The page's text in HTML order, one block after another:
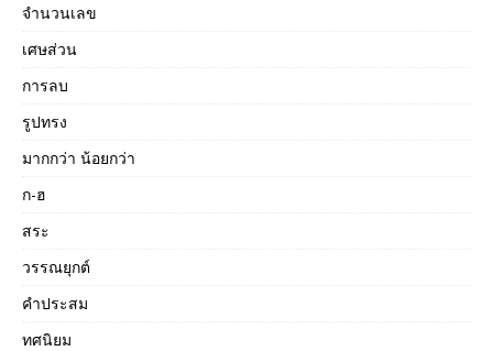
จำนวนเลข
เศษส่วน
การลบ
รูปทรง
มากกว่า น้อยกว่า
ก-ฮ
สระ
วรรณยุกต์
คำประสม
ทศนิยม